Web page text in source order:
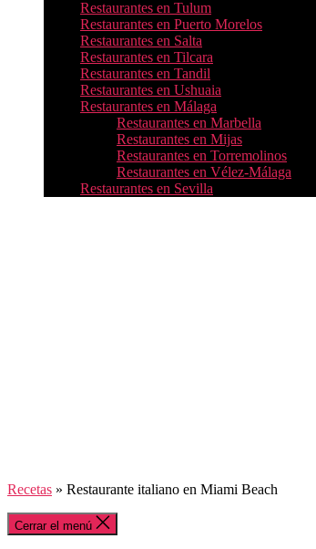
Restaurantes en Tulum
Restaurantes en Puerto Morelos
Restaurantes en Salta
Restaurantes en Tilcara
Restaurantes en Tandil
Restaurantes en Ushuaia
Restaurantes en Málaga
Restaurantes en Marbella
Restaurantes en Mijas
Restaurantes en Torremolinos
Restaurantes en Vélez-Málaga
Restaurantes en Sevilla
Recetas » Restaurante italiano en Miami Beach
Cerrar el menú